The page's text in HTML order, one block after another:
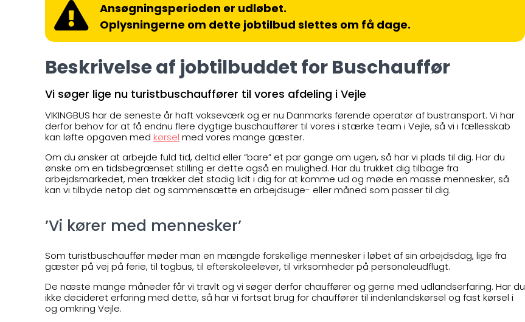
Ansøgningsperioden er udløbet.
Oplysningerne om dette jobtilbud slettes om få dage.
Beskrivelse af jobtilbuddet for Buschauffør
Vi søger lige nu turistbuschauffører til vores afdeling i Vejle
VIKINGBUS har de seneste år haft vokseværk og er nu Danmarks førende operatør af bustransport. Vi har
derfor behov for at få endnu flere dygtige buschauffører til vores i stærke team i Vejle, så vi i fællesskab
kan løfte opgaven med kørsel med vores mange gæster.
Om du ønsker at arbejde fuld tid, deltid eller “bare” et par gange om ugen, så har vi plads til dig. Har du
ønske om en tidsbegrænset stilling er dette også en mulighed. Har du trukket dig tilbage fra
arbejdsmarkedet, men trækker det stadig lidt i dig for at komme ud og møde en masse mennesker, så
kan vi tilbyde netop det og sammensætte en arbejdsuge- eller måned som passer til dig.
’Vi kører med mennesker’
Som turistbuschauffør møder man en mængde forskellige mennesker i løbet af sin arbejdsdag, lige fra
gæster på vej på ferie, til togbus, til efterskoleelever, til virksomheder på personaleudflugt.
De næste mange måneder får vi travlt og vi søger derfor chauffører og gerne med udlandserfaring. Har du
ikke decideret erfaring med dette, så har vi fortsat brug for chauffører til indenlandskørsel og fast kørsel i
og omkring Vejle.